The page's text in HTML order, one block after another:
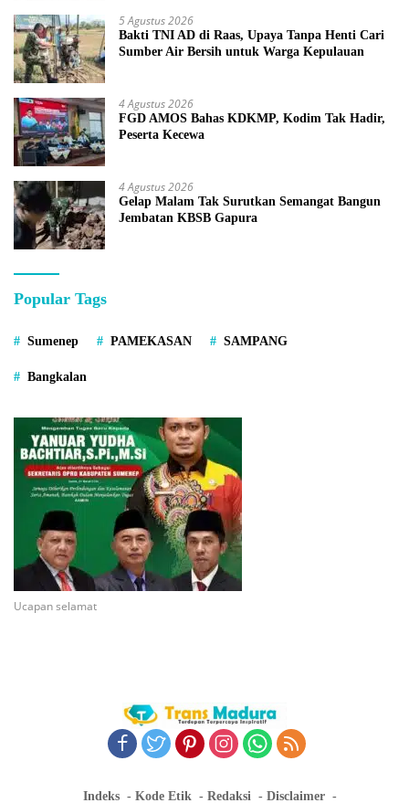
5 Agustus 2026
Bakti TNI AD di Raas, Upaya Tanpa Henti Cari
Sumber Air Bersih untuk Warga Kepulauan
4 Agustus 2026
FGD AMOS Bahas KDKMP, Kodim Tak Hadir,
Peserta Kecewa
4 Agustus 2026
Gelap Malam Tak Surutkan Semangat Bangun
Jembatan KBSB Gapura
Popular Tags
Sumenep PAMEKASAN SAMPANG
Bangkalan
Ucapan selamat
Indeks Kode Etik Redaksi Disclaimer